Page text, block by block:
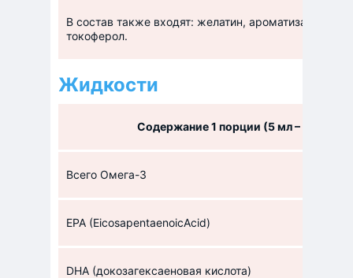
В состав также входят: желатин, ароматизаторы,
токоферол.
Жидкости
Содержание 1 порции (5 мл – 45 кал)
Всего Омега-3
EPA (EicosapentaenoicAcid)
DHA (докозагексаеновая кислота)